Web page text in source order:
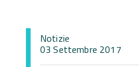
Notizie
03 Settembre 2017